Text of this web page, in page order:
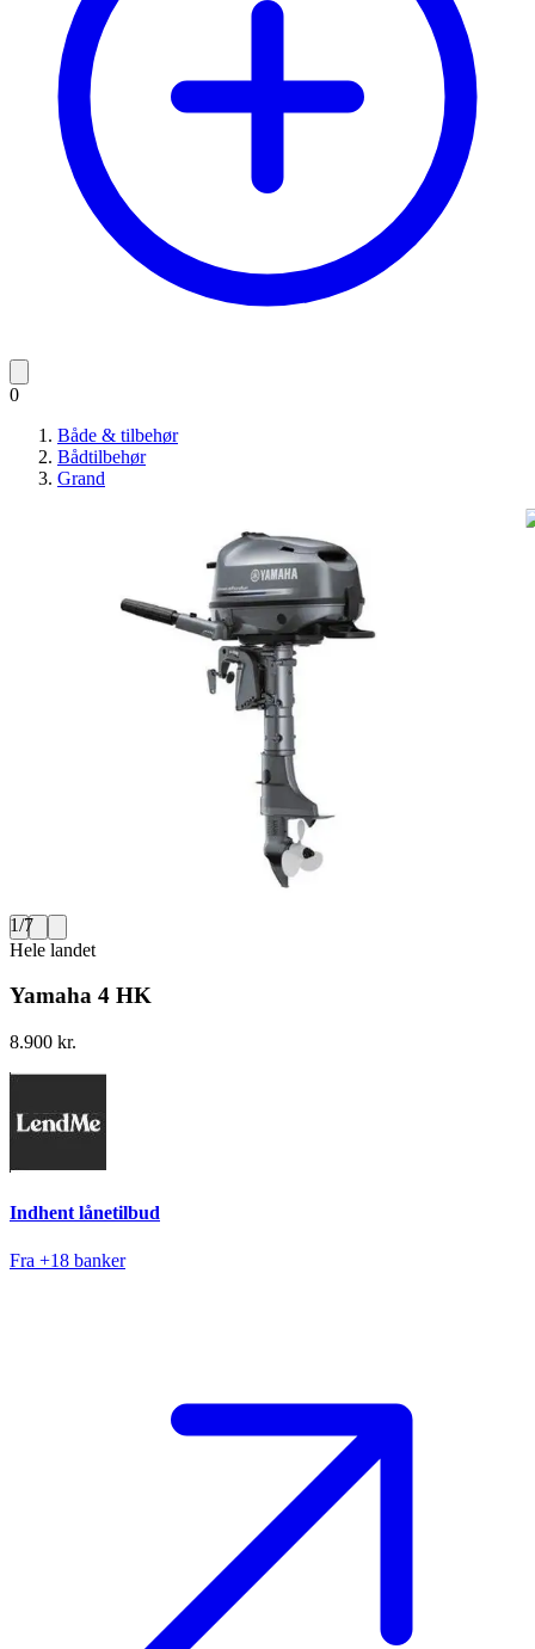
0
Både & tilbehør
Bådtilbehør
Grand
1/7
Hele landet
Yamaha 4 HK
8.900 kr.
Indhent lånetilbud
Fra +18 banker